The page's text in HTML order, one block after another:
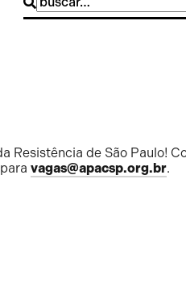
Buscar
por:
Resistência de São Paulo!
vagas@apacsp.org.br.